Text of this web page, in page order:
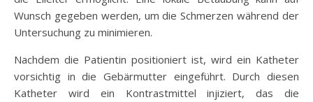
Wunsch gegeben werden, um die Schmerzen während der
Untersuchung zu minimieren.
Nachdem die Patientin positioniert ist, wird ein Katheter
vorsichtig in die Gebärmutter eingeführt. Durch diesen
Katheter wird ein Kontrastmittel injiziert, das die